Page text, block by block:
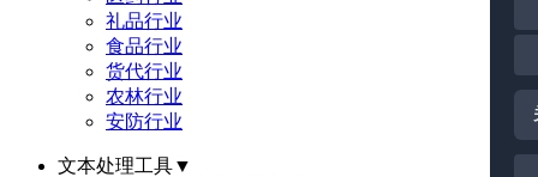
礼品行业
食品行业
货代行业
农林行业
安防行业
文本处理工具▼